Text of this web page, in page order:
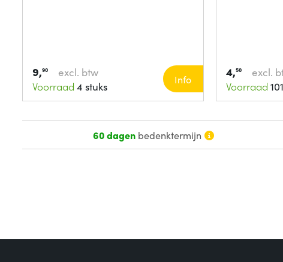
9,90
excl. btw
Voorraad 4 stuks
Info 4,50
excl.
Voorraad
60 dagenbedenktermijn